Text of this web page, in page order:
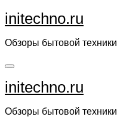
Перейти
кinitechno.ru
Обзоры бытовой техники
initechno.ru
Обзоры бытовой техники